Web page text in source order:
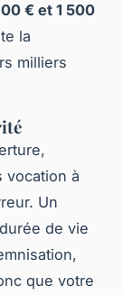
€ et 1 500
la
milliers
vocation à
Un
de vie
que votre